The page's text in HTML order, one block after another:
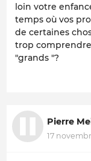
loin votre
temps où vos
de certaines
trop
"grands "?
Pierre
17